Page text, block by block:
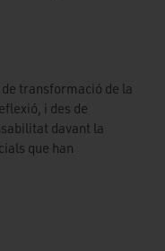
transformació de la
i des de
davant la
que han